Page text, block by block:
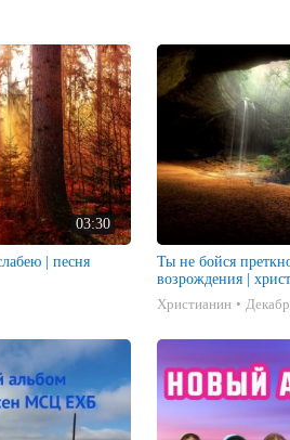
03:30
| песня
Ты не бойся
возрождения |
Христианин